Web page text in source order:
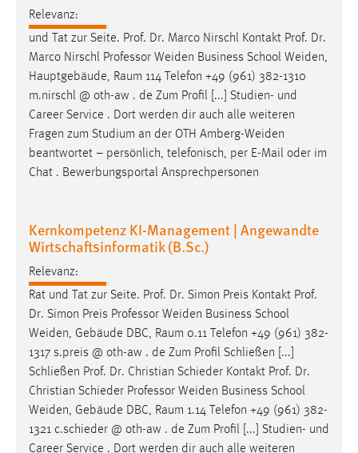
Relevanz:
und Tat zur Seite. Prof. Dr. Marco Nirschl Kontakt Prof. Dr.
Marco Nirschl Professor Weiden Business School Weiden,
Hauptgebäude, Raum 114 Telefon +49 (961) 382-1310
m.nirschl @ oth-aw . de Zum Profil [...] Studien- und
Career Service . Dort werden dir auch alle weiteren
Fragen zum Studium an der OTH Amberg-Weiden
beantwortet – persönlich, telefonisch, per E-Mail oder im
Chat . Bewerbungsportal Ansprechpersonen
Kernkompetenz KI-Management | Angewandte
Wirtschaftsinformatik (B.Sc.)
Relevanz:
Rat und Tat zur Seite. Prof. Dr. Simon Preis Kontakt Prof.
Dr. Simon Preis Professor Weiden Business School
Weiden, Gebäude DBC, Raum 0.11 Telefon +49 (961) 382-
1317 s.preis @ oth-aw . de Zum Profil Schließen [...]
Schließen Prof. Dr. Christian Schieder Kontakt Prof. Dr.
Christian Schieder Professor Weiden Business School
Weiden, Gebäude DBC, Raum 1.14 Telefon +49 (961) 382-
1321 c.schieder @ oth-aw . de Zum Profil [...] Studien- und
Career Service . Dort werden dir auch alle weiteren